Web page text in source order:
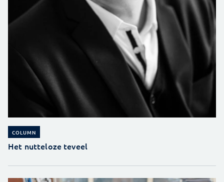
COLUMN
Het nutteloze teveel